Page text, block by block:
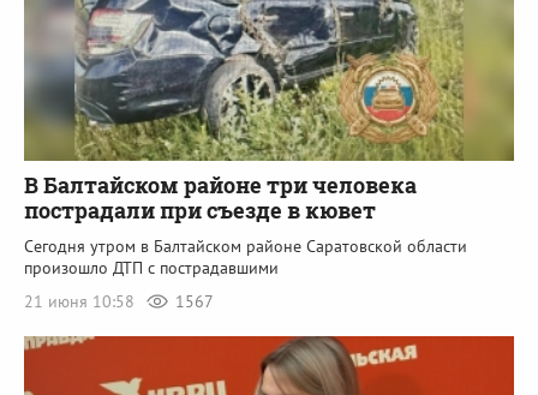
В Балтайском районе три человека
пострадали при съезде в кювет
Сегодня утром в Балтайском районе Саратовской области
произошло ДТП с пострадавшими
21 июня 10:58
1567